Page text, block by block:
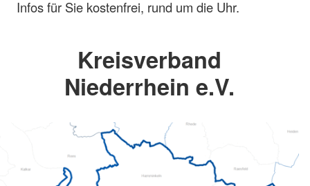
Infos für Sie kostenfrei, rund um die Uhr.
Kreisverband
Niederrhein e.V.